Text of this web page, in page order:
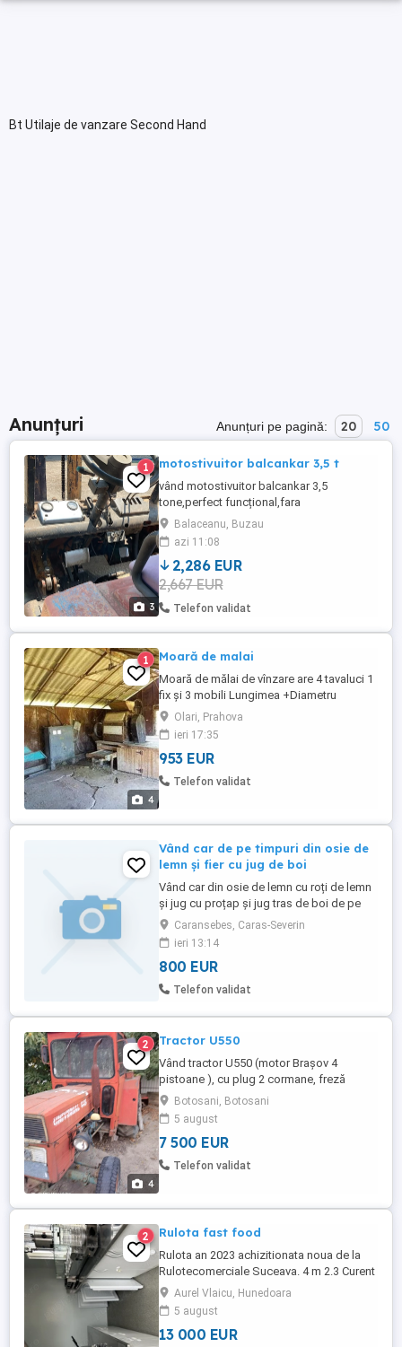
Bt Utilaje de vanzare Second Hand
Anunțuri Anunțuri pe pagină: 20 50
3
1 motostivuitor balcankar 3,5 t
vând motostivuitor balcankar 3,5
tone,perfect funcțional,fara
baterie.necesita vopsire
Balaceanu, Buzau
azi 11:08
2,286 EUR
2,667 EUR
Telefon validat
4
1 Moară de malai
Moară de mălai de vînzare are 4 tavaluci 1
fix și 3 mobili Lungimea +Diametru
tavalucilor 800-250 mm Productivitatea
800kg h Nr telefon lari Prahova Preț5000 lei
negociate
Olari, Prahova
ieri 17:35
953 EUR
Telefon validat
Vând car de pe timpuri din osie de
lemn și fier cu jug de boi
Vând car din osie de lemn cu roți de lemn
și jug cu proțap și jug tras de boi de pe
timpuri cu loitre din lemn făcute ornament.
Preț 800 eur.
Caransebes, Caras-Severin
ieri 13:14
800 EUR
Telefon validat
4
2 Tractor U550
Vând tractor U550 (motor Brașov 4
pistoane ), cu plug 2 cormane, freză
poloneză aproape nouă, și cositoare
rotativă de 1,65 m. Preț 7500 euro.
Botosani, Botosani
5 august
7 500 EUR
Telefon validat
2 Rulota fast food
Rulota an 2023 achizitionata noua de la
Rulotecomerciale Suceava. 4 m 2.3 Curent
220v Pe o singura axa (poate fi trasa cu
cat B) Geamuri termopan glisante Hotă
profesională Chiuveta cu pompa
apa(alimentare bidon) Boxa pe protap
Aurel Vlaicu, Hunedoara
5 august
13 000 EUR